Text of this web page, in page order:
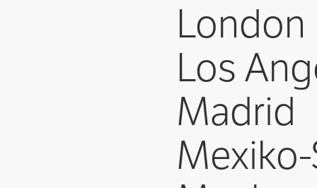
London
Los
Madrid